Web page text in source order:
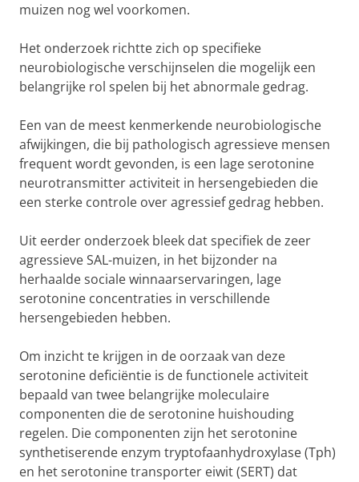
muizen nog wel voorkomen.
Het onderzoek richtte zich op specifieke
neurobiologische verschijnselen die mogelijk een
belangrijke rol spelen bij het abnormale gedrag.
Een van de meest kenmerkende neurobiologische
afwijkingen, die bij pathologisch agressieve mensen
frequent wordt gevonden, is een lage serotonine
neurotransmitter activiteit in hersengebieden die
een sterke controle over agressief gedrag hebben.
Uit eerder onderzoek bleek dat specifiek de zeer
agressieve SAL-muizen, in het bijzonder na
herhaalde sociale winnaarservaringen, lage
serotonine concentraties in verschillende
hersengebieden hebben.
Om inzicht te krijgen in de oorzaak van deze
serotonine deficiëntie is de functionele activiteit
bepaald van twee belangrijke moleculaire
componenten die de serotonine huishouding
regelen. Die componenten zijn het serotonine
synthetiserende enzym tryptofaanhydroxylase (Tph)
en het serotonine transporter eiwit (SERT) dat